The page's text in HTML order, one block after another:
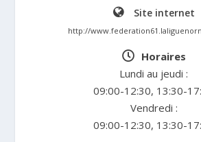
Site internet
http://
Horaires
Lundi au jeudi :
09:00-12:30, 13:30-
Vendredi :
09:00-12:30, 13:30-